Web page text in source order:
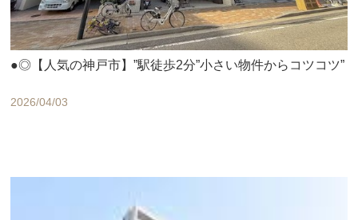
●◎【人気の神戸市】”駅徒歩2分”小さい物件からコツコツ”
2026/04/03